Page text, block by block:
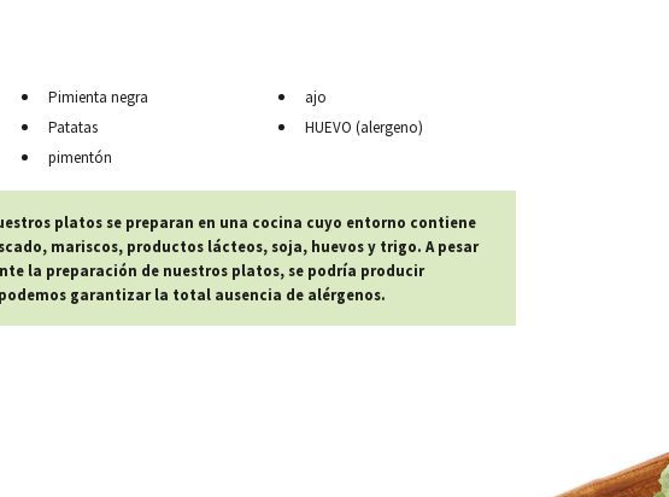
Pimienta negra
Patatas
pimentón
ajo
HUEVO (alergeno)
platos se preparan en una cocina cuyo entorno contiene
mariscos, productos lácteos, soja, huevos y trigo. A pesar
la preparación de nuestros platos, se podría producir
garantizar la total ausencia de alérgenos.